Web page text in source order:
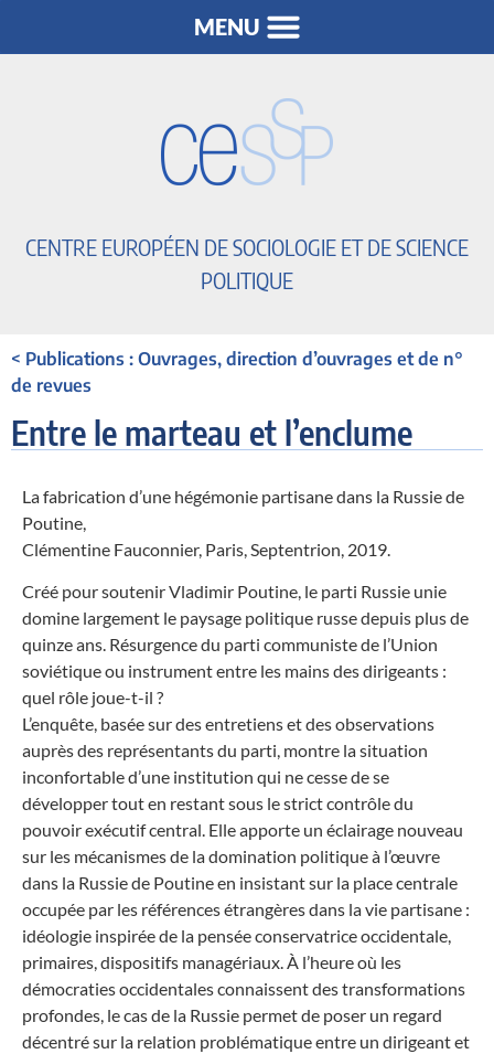
CENTRE EUROPÉEN DE SOCIOLOGIE ET DE SCIENCE
POLITIQUE
< Publications : Ouvrages, direction d’ouvrages et de n°
de revues
Entre le marteau et l’enclume
La fabrication d’une hégémonie partisane dans la Russie de
Poutine,
Clémentine Fauconnier, Paris, Septentrion, 2019.
Créé pour soutenir Vladimir Poutine, le parti Russie unie
domine largement le paysage politique russe depuis plus de
quinze ans. Résurgence du parti communiste de l’Union
soviétique ou instrument entre les mains des dirigeants :
quel rôle joue-t-il ?
L’enquête, basée sur des entretiens et des observations
auprès des représentants du parti, montre la situation
inconfortable d’une institution qui ne cesse de se
développer tout en restant sous le strict contrôle du
pouvoir exécutif central. Elle apporte un éclairage nouveau
sur les mécanismes de la domination politique à l’œuvre
dans la Russie de Poutine en insistant sur la place centrale
occupée par les références étrangères dans la vie partisane :
idéologie inspirée de la pensée conservatrice occidentale,
primaires, dispositifs managériaux. À l’heure où les
démocraties occidentales connaissent des transformations
profondes, le cas de la Russie permet de poser un regard
décentré sur la relation problématique entre un dirigeant et